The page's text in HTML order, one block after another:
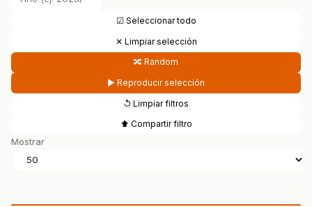
☑ Seleccionar todo
✕ Limpiar selección
🔀 Random
▶ Reproducir selección
↺ Limpiar filtros
⬆ Compartir filtro
Mostrar